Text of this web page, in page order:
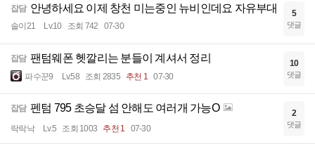
잡담 안녕하세요 이제 창천 미는중인 뉴비인데요 자유부대
솔이21 Lv.10 조회 742 07-30
5
댓글
잡담 팬텀웨폰 헷깔리는 분들이 계셔서 정리
파수꾼9 Lv.58 조회 2835 추천 1 07-30
10
댓글
잡담 펜텀 795 초승달 섬 안해도 여러개 가능O
락락낙 Lv.5 조회 1003 추천 1 07-30
2
댓글